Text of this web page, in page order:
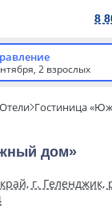
8
2 взрослых
Отели Гостиница
дом»
г.